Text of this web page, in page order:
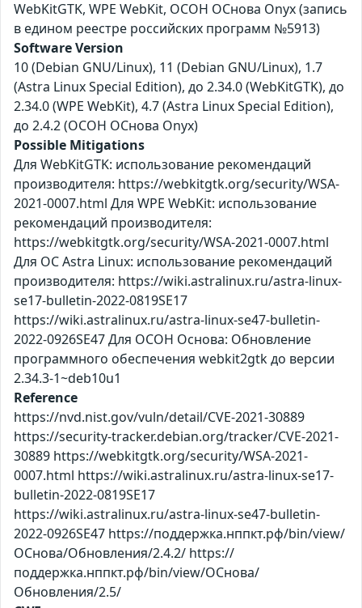
WebKitGTK, WPE WebKit, ОСОН ОСнова Оnyx (запись
в едином реестре российских программ №5913)
Software Version
10 (Debian GNU/Linux), 11 (Debian GNU/Linux), 1.7
(Astra Linux Special Edition), до 2.34.0 (WebKitGTK), до
2.34.0 (WPE WebKit), 4.7 (Astra Linux Special Edition),
до 2.4.2 (ОСОН ОСнова Оnyx)
Possible Mitigations
Для WebKitGTK: использование рекомендаций
производителя: https://webkitgtk.org/security/WSA-
2021-0007.html Для WPE WebKit: использование
рекомендаций производителя:
https://webkitgtk.org/security/WSA-2021-0007.html
Для ОС Astra Linux: использование рекомендаций
производителя: https://wiki.astralinux.ru/astra-linux-
se17-bulletin-2022-0819SE17
https://wiki.astralinux.ru/astra-linux-se47-bulletin-
2022-0926SE47 Для ОСОН Основа: Обновление
программного обеспечения webkit2gtk до версии
2.34.3-1~deb10u1
Reference
https://nvd.nist.gov/vuln/detail/CVE-2021-30889
https://security-tracker.debian.org/tracker/CVE-2021-
30889 https://webkitgtk.org/security/WSA-2021-
0007.html https://wiki.astralinux.ru/astra-linux-se17-
bulletin-2022-0819SE17
https://wiki.astralinux.ru/astra-linux-se47-bulletin-
2022-0926SE47 https://поддержка.нппкт.рф/bin/view/
ОСнова/Обновления/2.4.2/ https://
поддержка.нппкт.рф/bin/view/ОСнова/
Обновления/2.5/